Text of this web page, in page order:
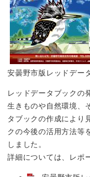
安曇野市版レッドデー
レッドデータブックの
生きものや自然環境、
タブックの作成により
クの今後の活用方法等
しました。
詳細については、レポ